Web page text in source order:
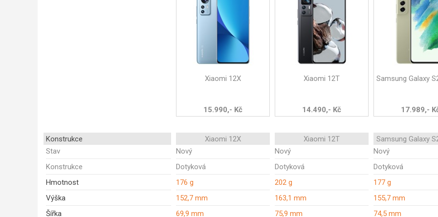
Xiaomi 12X
15.990,- Kč
Xiaomi 12T
14.490,- Kč
Samsung Galaxy
17.989,-
Konstrukce Xiaomi 12X Xiaomi 12T
Samsung Galaxy
Stav
Nový Nový
Nový
Konstrukce
Dotyková Dotyková
Dotyková
Hmotnost
176 g 202 g
177 g
Výška
152,7 mm 163,1 mm
155,7 mm
Šířka
69,9 mm 75,9 mm
74,5 mm